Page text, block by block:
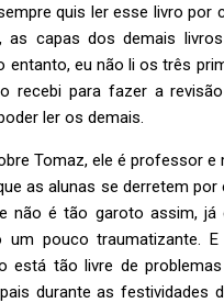
quis ler esse livro por
as capas dos demais
entanto, eu não li os três
recebi para fazer a
ler os demais.
Tomaz, ele é professor e
as alunas se derretem por
não é tão garoto assim, já
pouco traumatizante. E
está tão livre de
durante as festividades